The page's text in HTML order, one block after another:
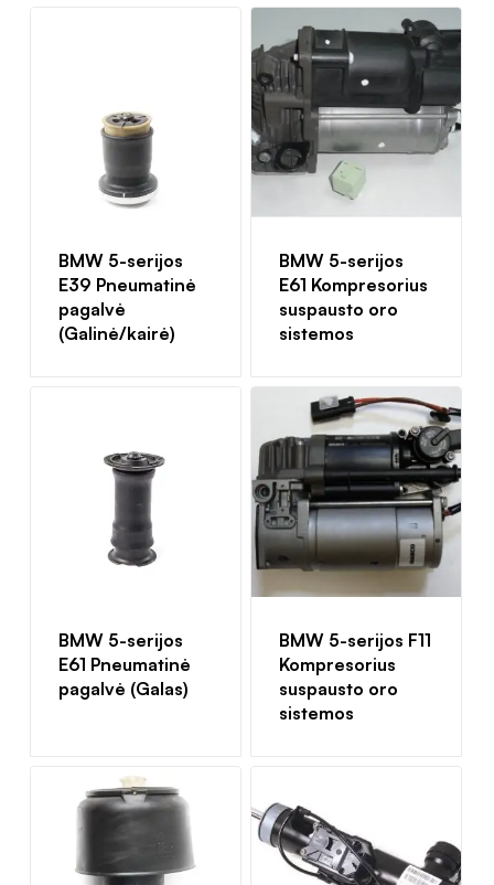
BMW 5-serijos
E39 Pneumatinė
pagalvė
(Galinė/kairė)
BMW 5-serijos
E61 Kompresorius
suspausto oro
sistemos
BMW 5-serijos
E61 Pneumatinė
pagalvė (Galas)
BMW 5-serijos F11
Kompresorius
suspausto oro
sistemos